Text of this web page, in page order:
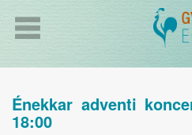
Énekkar adventi
18:00